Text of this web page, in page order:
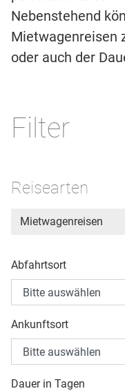
Nebenstehend
Mietwagenreisen
oder auch der
Filter
Reisearten
Mietwagenreisen
Abfahrtsort
Ankunftsort
Dauer in Tagen